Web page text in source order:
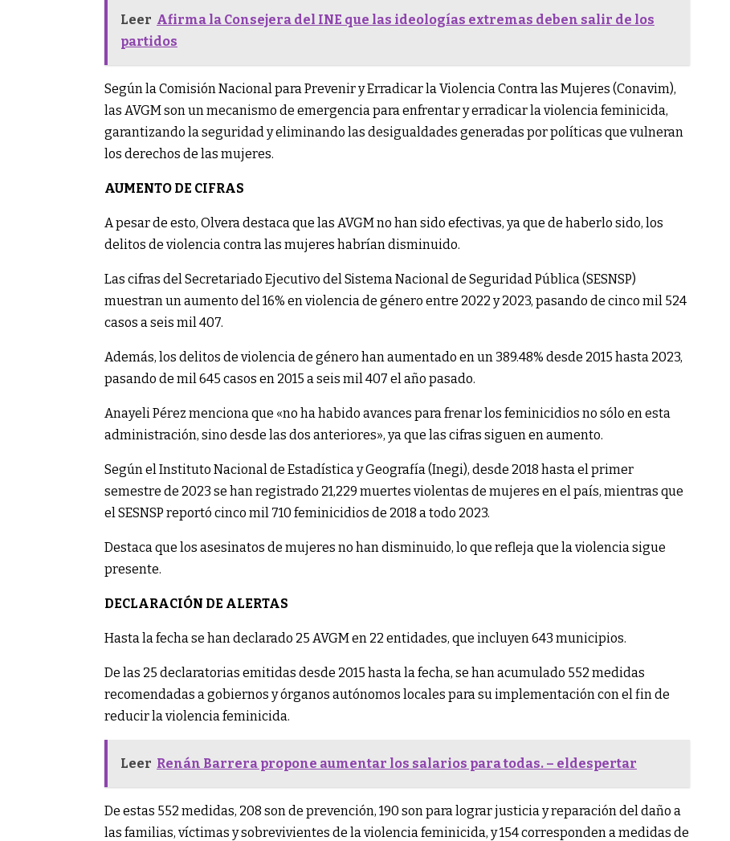
Leer Afirma la Consejera del INE que las ideologías extremas deben salir de los
partidos
Según la Comisión Nacional para Prevenir y Erradicar la Violencia Contra las Mujeres (Conavim),
las AVGM son un mecanismo de emergencia para enfrentar y erradicar la violencia feminicida,
garantizando la seguridad y eliminando las desigualdades generadas por políticas que vulneran
los derechos de las mujeres.
AUMENTO DE CIFRAS
A pesar de esto, Olvera destaca que las AVGM no han sido efectivas, ya que de haberlo sido, los
delitos de violencia contra las mujeres habrían disminuido.
Las cifras del Secretariado Ejecutivo del Sistema Nacional de Seguridad Pública (SESNSP)
muestran un aumento del 16% en violencia de género entre 2022 y 2023, pasando de cinco mil 524
casos a seis mil 407.
Además, los delitos de violencia de género han aumentado en un 389.48% desde 2015 hasta 2023,
pasando de mil 645 casos en 2015 a seis mil 407 el año pasado.
Anayeli Pérez menciona que «no ha habido avances para frenar los feminicidios no sólo en esta
administración, sino desde las dos anteriores», ya que las cifras siguen en aumento.
Según el Instituto Nacional de Estadística y Geografía (Inegi), desde 2018 hasta el primer
semestre de 2023 se han registrado 21,229 muertes violentas de mujeres en el país, mientras que
el SESNSP reportó cinco mil 710 feminicidios de 2018 a todo 2023.
Destaca que los asesinatos de mujeres no han disminuido, lo que refleja que la violencia sigue
presente.
DECLARACIÓN DE ALERTAS
Hasta la fecha se han declarado 25 AVGM en 22 entidades, que incluyen 643 municipios.
De las 25 declaratorias emitidas desde 2015 hasta la fecha, se han acumulado 552 medidas
recomendadas a gobiernos y órganos autónomos locales para su implementación con el fin de
reducir la violencia feminicida.
Leer Renán Barrera propone aumentar los salarios para todas. – eldespertar
De estas 552 medidas, 208 son de prevención, 190 son para lograr justicia y reparación del daño a
las familias, víctimas y sobrevivientes de la violencia feminicida, y 154 corresponden a medidas de